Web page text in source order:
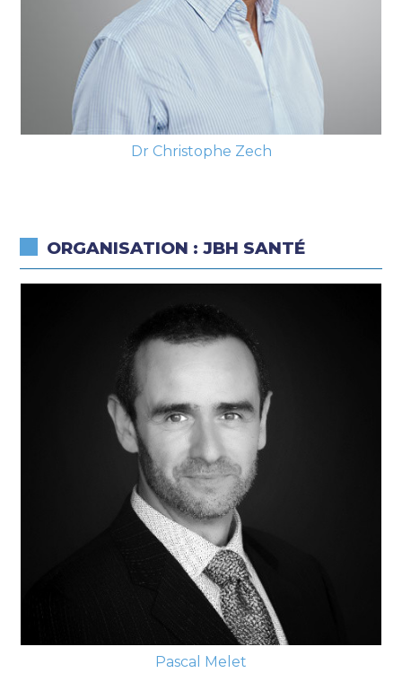
Dr Christophe Zech
ORGANISATION : JBH SANTÉ
Pascal Melet